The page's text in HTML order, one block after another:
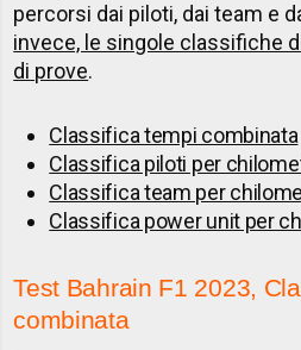
percorsi dai piloti, dai team e
invece, le singole classifiche
di prove.
Classifica tempi combinata
Classifica piloti per
Classifica team per
Classifica power unit per
Test Bahrain F1 2023,
combinata